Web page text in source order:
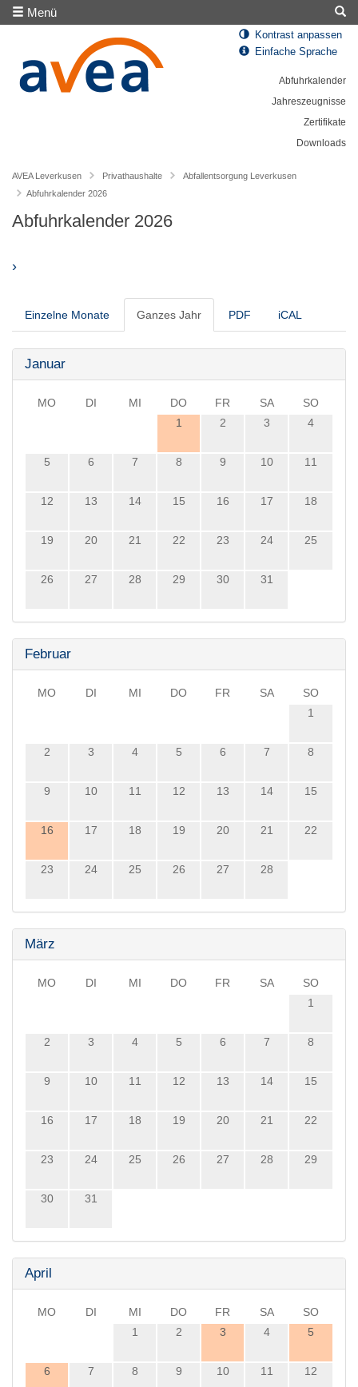
Menü
Kontrast anpassen
Einfache Sprache
Abfuhrkalender
Jahreszeugnisse
Zertifikate
Downloads
AVEA Leverkusen Privathaushalte
Abfallentsorgung Leverkusen
Abfuhrkalender 2026
Abfuhrkalender 2026
›
Einzelne Monate Ganzes Jahr PDF iCAL
Januar
MO DI MI DO FR SA
SO
1
2 3 4
5 6 7 8 9 10 11
12 13 14 15 16 17 18
19 20 21 22 23 24 25
26 27 28 29 30 31
Februar
MO DI MI DO FR SA
SO
1
2 3 4 5 6 7 8
9 10 11 12 13 14 15
16 17 18 19 20 21 22
23 24 25 26 27 28
März
MO DI MI DO FR SA
SO
1
2 3 4 5 6 7 8
9 10 11 12 13 14 15
16 17 18 19 20 21 22
23 24 25 26 27 28 29
30 31
April
MO DI MI DO FR SA
SO
1
2 3 4 5
6 7 8 9 10 11 12